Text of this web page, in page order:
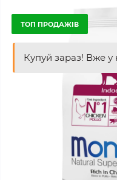
Купуй зараз! Вже у
ТОП ПРОДАЖІВ